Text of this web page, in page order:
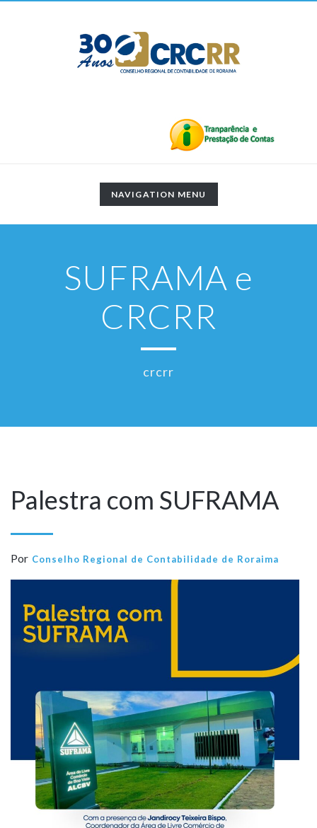
TOGGLE
NAVIGATION
NAVIGATION MENU
SUFRAMA e
CRCRR
crcrr
Palestra com SUFRAMA
Por Conselho Regional de Contabilidade de Roraima